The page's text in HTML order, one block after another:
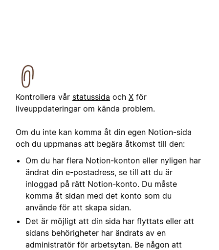
Kontrollera vår statussida och X för
liveuppdateringar om kända problem.
Om du inte kan komma åt din egen Notion-sida
och du uppmanas att begära åtkomst till den:
Om du har flera Notion-konton eller nyligen har
ändrat din e-postadress, se till att du är
inloggad på rätt Notion-konto. Du måste
komma åt sidan med det konto som du
använde för att skapa sidan.
Det är möjligt att din sida har flyttats eller att
sidans behörigheter har ändrats av en
administratör för arbetsytan. Be någon att